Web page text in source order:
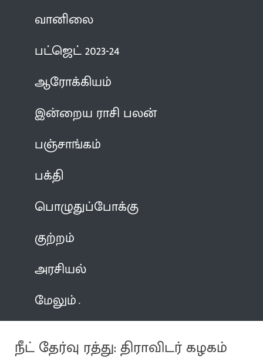
வானிலை
பட்ஜெட் 2023-24
ஆரோக்கியம்
இன்றைய ராசி பலன்
பஞ்சாங்கம்
பக்தி
பொழுதுப்போக்கு
குற்றம்
அரசியல்
மேலும்
நீட் தேர்வு ரத்து: திராவிடர் கழகம்